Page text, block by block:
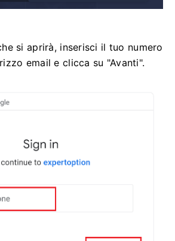
si aprirà, inserisci il tuo numero
email e clicca su "Avanti".